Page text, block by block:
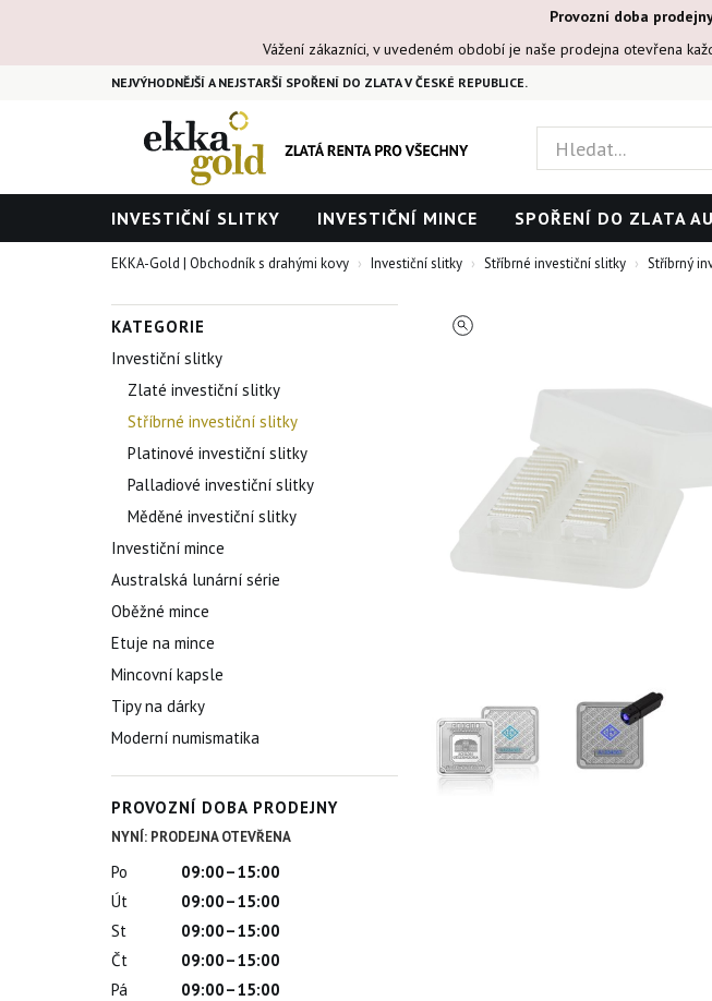
Provozní doba
Vážení zákazníci, v uvedeném období je naše prodejna otevřena
NEJVÝHODNĚJŠÍ A NEJSTARŠÍ SPOŘENÍ DO ZLATA V ČESKÉ REPUBLICE.
INVESTIČNÍ SLITKY INVESTIČNÍ MINCE SPOŘENÍ DO ZLATA
EKKA-Gold | Obchodník s drahými kovy Investiční slitky Stříbrné investiční slitky Stříbrný
KATEGORIE
Investiční slitky
Zlaté investiční slitky
Stříbrné investiční slitky
Platinové investiční slitky
Palladiové investiční slitky
Měděné investiční slitky
Investiční mince
Australská lunární série
Oběžné mince
Etuje na mince
Mincovní kapsle
Tipy na dárky
Moderní numismatika
PROVOZNÍ DOBA PRODEJNY
NYNÍ: PRODEJNA OTEVŘENA
Po
09:00–15:00
Út
09:00–15:00
St
09:00–15:00
Čt
09:00–15:00
Pá
09:00–15:00